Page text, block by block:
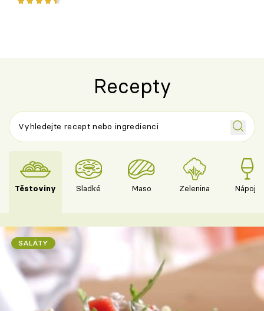
Recepty
Těstoviny Sladké Maso Zelenina Nápoje
SALÁTY